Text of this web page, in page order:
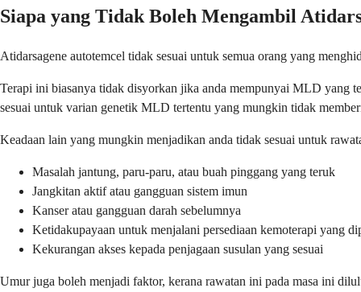
Siapa yang Tidak Boleh Mengambil
Atidarsagene autotemcel tidak sesuai untuk semua orang yang
Terapi ini biasanya tidak disyorkan jika anda mempunyai MLD yang
sesuai untuk varian genetik MLD tertentu yang mungkin tidak
Keadaan lain yang mungkin menjadikan anda tidak sesuai untuk
Masalah jantung, paru-paru, atau buah pinggang yang teruk
Jangkitan aktif atau gangguan sistem imun
Kanser atau gangguan darah sebelumnya
Ketidakupayaan untuk menjalani persediaan kemoterapi yang
Kekurangan akses kepada penjagaan susulan yang sesuai
Umur juga boleh menjadi faktor, kerana rawatan ini pada masa ini